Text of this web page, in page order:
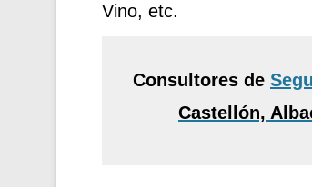
Vino, etc.
Consultores de
Castellón,